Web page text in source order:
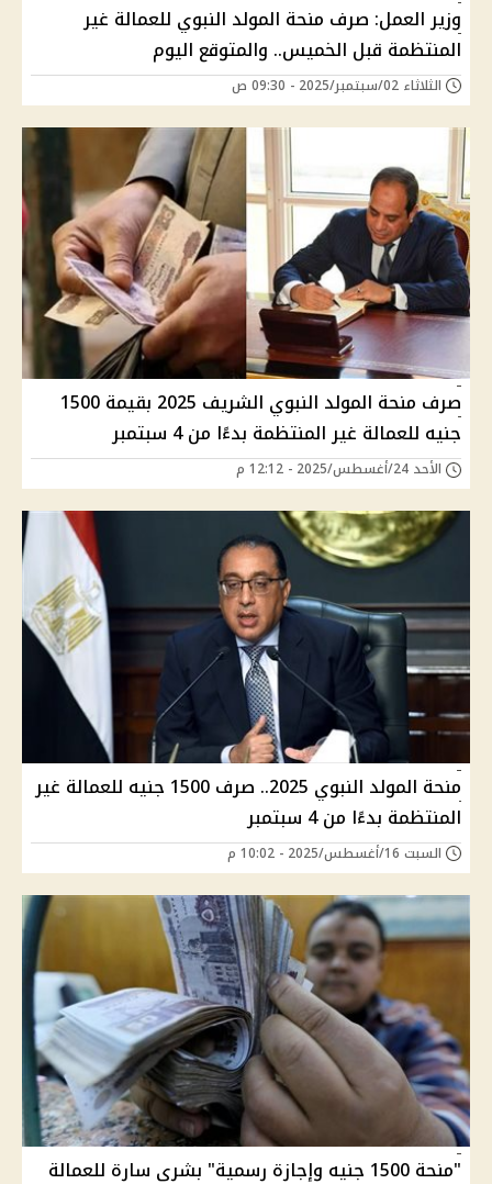
وزير العمل: صرف منحة المولد النبوي للعمالة غير
المنتظمة قبل الخميس.. والمتوقع اليوم
الثلاثاء 02/سبتمبر/2025 - 09:30 ص
صرف منحة المولد النبوي الشريف 2025 بقيمة 1500
جنيه للعمالة غير المنتظمة بدءًا من 4 سبتمبر
الأحد 24/أغسطس/2025 - 12:12 م
منحة المولد النبوي 2025.. صرف 1500 جنيه للعمالة غير
المنتظمة بدءًا من 4 سبتمبر
السبت 16/أغسطس/2025 - 10:02 م
"منحة 1500 جنيه وإجازة رسمية" بشرى سارة للعمالة